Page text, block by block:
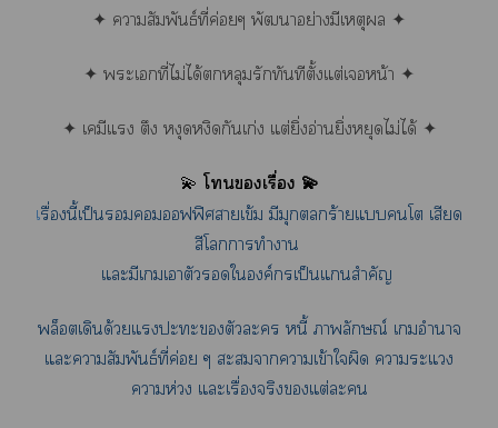
✦ าสัมพันธ์ที่ค่อยๆ พัฒนาอย่างมีเหตุ ✦
✦ ะเที่ไม่ได้หลุมรักทันทีตั้งแต่เหน้า ✦
✦ เคมีแ ตึง หงุดหงิดกันเก่ง แต่ยิ่งอ่านยิ่งหยุดไม่ได้ ✦
💫 โเรื่อง 💫
เรื่นี้เป็นออฟฟิศาเข้ม มีมุกตลกร้ายแโ เสียด
สีโาทำา
แะมีเเาตัวใองค์กรเป็นแสำคัญ
พล็อตเดินด้วยแะะตัวะ หนี้ าลักษณ์ เอำนาจ
แะาสัมพันธ์ที่ค่อย ๆ ะาาเข้าใผิด าะแ
าห่วง แะเรื่องจริงแต่ะ